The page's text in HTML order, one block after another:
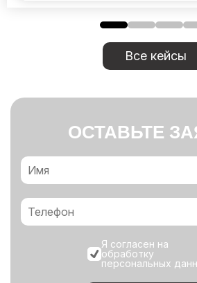
Все кейсы
ОСТАВЬТЕ
Я согласен на
обработку
персональных